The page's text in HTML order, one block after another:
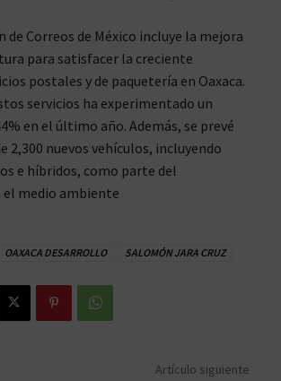
de Correos de México incluye la mejora
para satisfacer la creciente
postales y de paquetería en Oaxaca.
servicios ha experimentado un
en el último año. Además, se prevé
2,300 nuevos vehículos, incluyendo
e híbridos, como parte del
medio ambiente
OAXACA DESARROLLO SALOMÓN JARA CRUZ
Artículo siguiente